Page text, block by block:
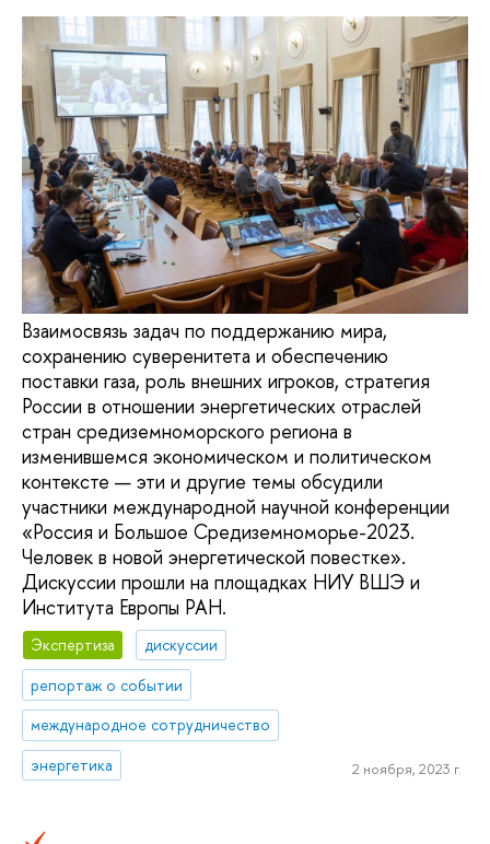
Взаимосвязь задач по поддержанию мира,
сохранению суверенитета и обеспечению
поставки газа, роль внешних игроков, стратегия
России в отношении энергетических отраслей
стран средиземноморского региона в
изменившемся экономическом и политическом
контексте — эти и другие темы обсудили
участники международной научной конференции
«Россия и Большое Средиземноморье-2023.
Человек в новой энергетической повестке».
Дискуссии прошли на площадках НИУ ВШЭ и
Института Европы РАН.
Экспертиза
дискуссии
репортаж о событии
международное сотрудничество
энергетика
2 ноября, 2023 г.